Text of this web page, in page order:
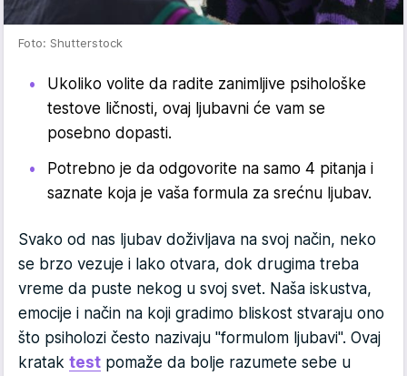
Foto: Shutterstock
Ukoliko volite da radite zanimljive psihološke
testove ličnosti, ovaj ljubavni će vam se
posebno dopasti.
Potrebno je da odgovorite na samo 4 pitanja i
saznate koja je vaša formula za srećnu ljubav.
Svako od nas ljubav doživljava na svoj način, neko
se brzo vezuje i lako otvara, dok drugima treba
vreme da puste nekog u svoj svet. Naša iskustva,
emocije i način na koji gradimo bliskost stvaraju ono
što psiholozi često nazivaju "formulom ljubavi". Ovaj
kratak test pomaže da bolje razumete sebe u